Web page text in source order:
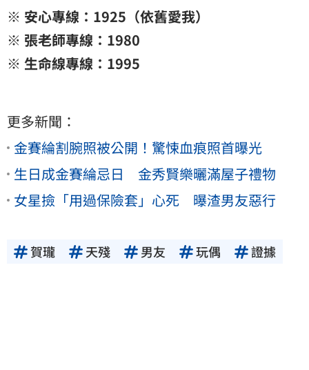
※ 安心專線：1925（依舊愛我）
※ 張老師專線：1980
※ 生命線專線：1995
更多新聞：
金賽綸割腕照被公開！驚悚血痕照首曝光
生日成金賽綸忌日 金秀賢樂曬滿屋子禮物
女星撿「用過保險套」心死 曝渣男友惡行
賀瓏 天殘 男友 玩偶 證據